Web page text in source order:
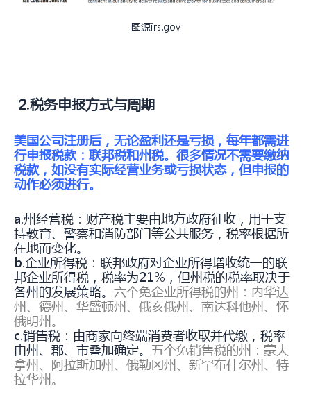
图源irs.gov
2.税务申报方式与周期
美国公司注册后，无论盈利还是亏损，每年都需进
行申报税款：联邦税和州税。很多情况不需要缴纳
税款，如没有实际经营业务或亏损状态，但申报的
动作必须进行。
a.州经营税：财产税主要由地方政府征收，用于支
持教育、警察和消防部门等公共服务，税率根据所
在地而变化。
b.企业所得税：联邦政府对企业所得增收统一的联
邦企业所得税，税率为21%，但州税的税率取决于
各州的发展策略。 六个免企业所得税的州：内华达
州、德州、华盛顿州、俄亥俄州、南达科他州、怀
俄明州。
c.销售税：由商家向终端消费者收取并代缴，税率
由州、郡、市叠加确定。 五个免销售税的州：蒙大
拿州、阿拉斯加州、俄勒冈州、新罕布什尔州、特
拉华州。